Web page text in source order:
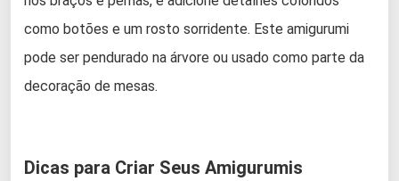
como botões e um rosto sorridente. Este amigurumi
pode ser pendurado na árvore ou usado como parte da
decoração de mesas.
Dicas para Criar Seus Amigurumis